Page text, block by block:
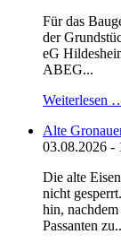
Für das
der
eG
ABEG...
Weiterlesen
Alte
03.08.2026 -
Die alte
nicht
hin,
Passanten